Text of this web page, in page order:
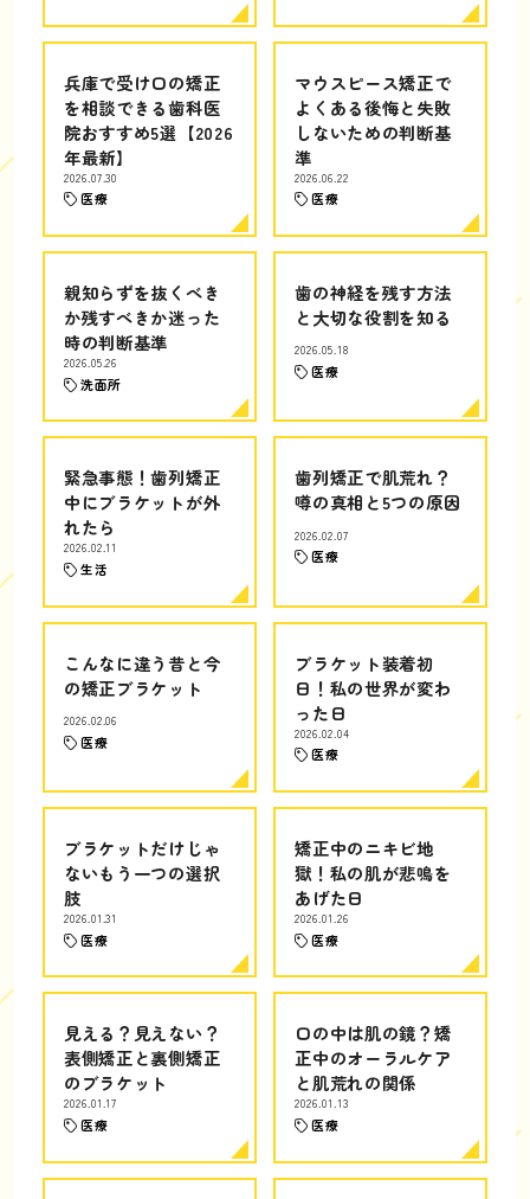
兵庫で受け口の矯正
を相談できる歯科医
院おすすめ5選【2026
年最新】
2026.07.30
医療
マウスピース矯正で
よくある後悔と失敗
しないための判断基
準
2026.06.22
医療
親知らずを抜くべき
か残すべきか迷った
時の判断基準
2026.05.26
洗面所
歯の神経を残す方法
と大切な役割を知る
2026.05.18
医療
緊急事態！歯列矯正
中にブラケットが外
れたら
2026.02.11
生活
歯列矯正で肌荒れ？
噂の真相と5つの原因
2026.02.07
医療
こんなに違う昔と今
の矯正ブラケット
2026.02.06
医療
ブラケット装着初
日！私の世界が変わ
った日
2026.02.04
医療
ブラケットだけじゃ
ないもう一つの選択
肢
2026.01.31
医療
矯正中のニキビ地
獄！私の肌が悲鳴を
あげた日
2026.01.26
医療
見える？見えない？
表側矯正と裏側矯正
のブラケット
2026.01.17
医療
口の中は肌の鏡？矯
正中のオーラルケア
と肌荒れの関係
2026.01.13
医療